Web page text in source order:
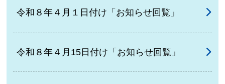
令和８年４月１日付け「お知らせ回覧」
令和８年４月15日付け「お知らせ回覧」